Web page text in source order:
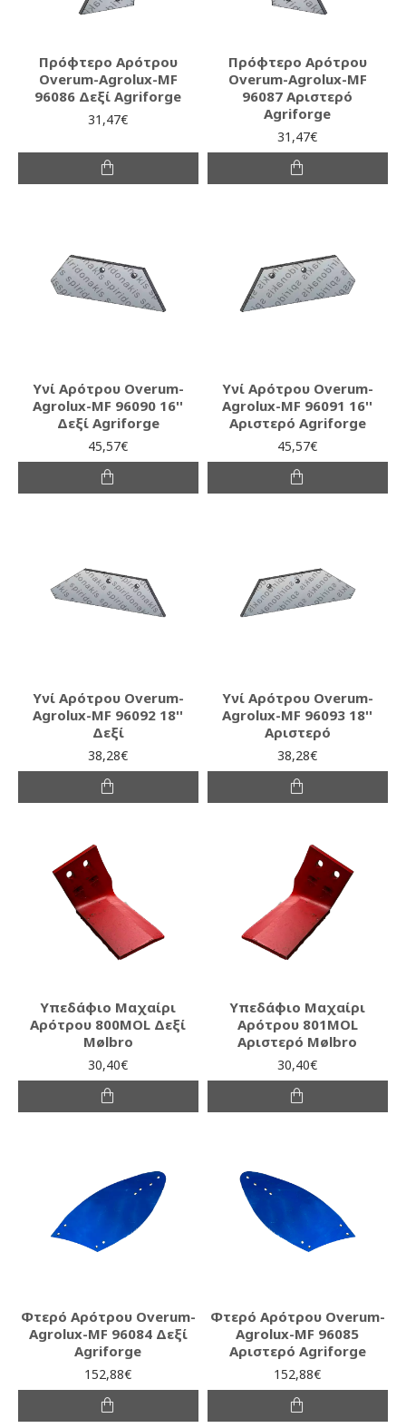
Πρόφτερο Αρότρου
Overum-Agrolux-MF
96086 Δεξί Agriforge
31,47€
Πρόφτερο Αρότρου
Overum-Agrolux-MF
96087 Αριστερό
Agriforge
31,47€
Υνί Αρότρου Overum-
Agrolux-MF 96090 16''
Δεξί Agriforge
45,57€
Υνί Αρότρου Overum-
Agrolux-MF 96091 16''
Αριστερό Agriforge
45,57€
Υνί Αρότρου Overum-
Agrolux-MF 96092 18''
Δεξί
38,28€
Υνί Αρότρου Overum-
Agrolux-MF 96093 18''
Αριστερό
38,28€
Υπεδάφιο Μαχαίρι
Αρότρου 800MOL Δεξί
Mølbro
30,40€
Υπεδάφιο Μαχαίρι
Αρότρου 801MOL
Αριστερό Mølbro
30,40€
Φτερό Αρότρου Overum-
Agrolux-MF 96084 Δεξί
Agriforge
152,88€
Φτερό Αρότρου Overum-
Agrolux-MF 96085
Αριστερό Agriforge
152,88€